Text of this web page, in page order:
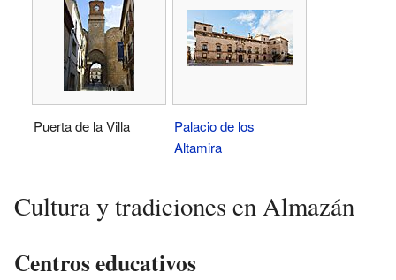
Puerta de la Villa
Palacio de los
Altamira
Cultura y tradiciones en Almazán
Centros educativos